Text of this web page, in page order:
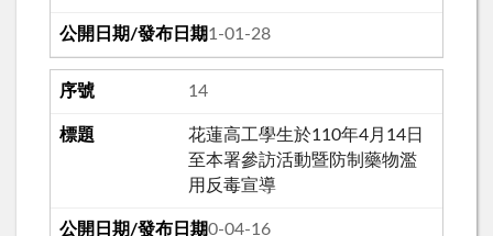
111-01-28
14
花蓮高工學生於110年4月14日
至本署參訪活動暨防制藥物濫
用反毒宣導
110-04-16